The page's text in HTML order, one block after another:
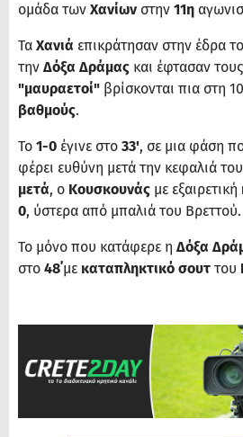
ομάδα των Χανίων στην 11η
Τα Χανιά επικράτησαν στην έδρα
την Δόξα Δράμας και έφτασαν τους
"μαυραετοί" βρίσκονται πια στη
βαθμούς.
Το 1-0 έγινε στο 33', σε μια φάση
φέρει ευθύνη μετά την κεφαλιά
μετά, ο Κουσκουνάς με εξαιρετική
0, ύστερα από μπαλιά του Βρεττού.
Το μόνο που κατάφερε η Δόξα
στο 48΄με καταπληκτικό σουτ του